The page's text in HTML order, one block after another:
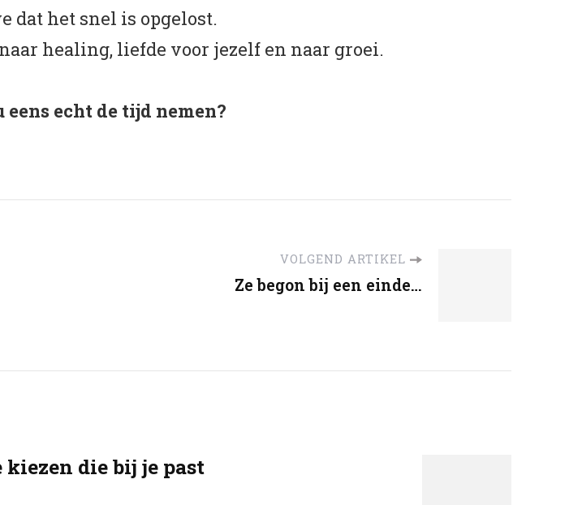
dat het snel is opgelost.
healing, liefde voor jezelf en naar groei.
echt de tijd nemen?
VOLGEND ARTIKEL
Ze begon bij een einde…
kiezen die bij je past